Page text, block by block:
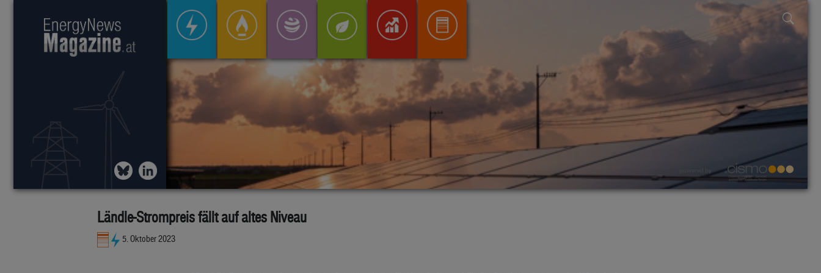
Ländle-Strompreis fällt auf altes Niveau
5. Oktober 2023